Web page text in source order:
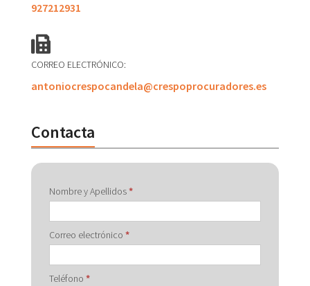
927212931
CORREO ELECTRÓNICO:
antoniocrespocandela@crespoprocuradores.es
Contacta
Contactar
con
Nombre y Apellidos*
Correo electrónico *
Teléfono *